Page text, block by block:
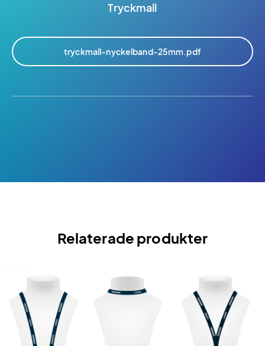
Tryckmall
tryckmall-nyckelband-25mm.pdf
Relaterade produkter